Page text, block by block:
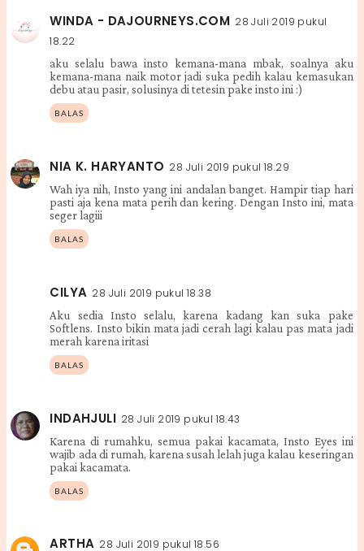
WINDA - DAJOURNEYS.COM 28 Juli 2019 pukul
18.22
aku selalu bawa insto kemana-mana mbak, soalnya aku
kemana-mana naik motor jadi suka pedih kalau kemasukan
debu atau pasir, solusinya di tetesin pake insto ini :)
BALAS
NIA K. HARYANTO 28 Juli 2019 pukul 18.29
Wah iya nih, Insto yang ini andalan banget. Hampir tiap hari
pasti aja kena mata perih dan kering. Dengan Insto ini, mata
seger lagiii
BALAS
CILYA 28 Juli 2019 pukul 18.38
Aku sedia Insto selalu, karena kadang kan suka pake
Softlens. Insto bikin mata jadi cerah lagi kalau pas mata jadi
merah karena iritasi
BALAS
INDAHJULI 28 Juli 2019 pukul 18.43
Karena di rumahku, semua pakai kacamata, Insto Eyes ini
wajib ada di rumah, karena susah lelah juga kalau keseringan
pakai kacamata.
BALAS
ARTHA 28 Juli 2019 pukul 18.56